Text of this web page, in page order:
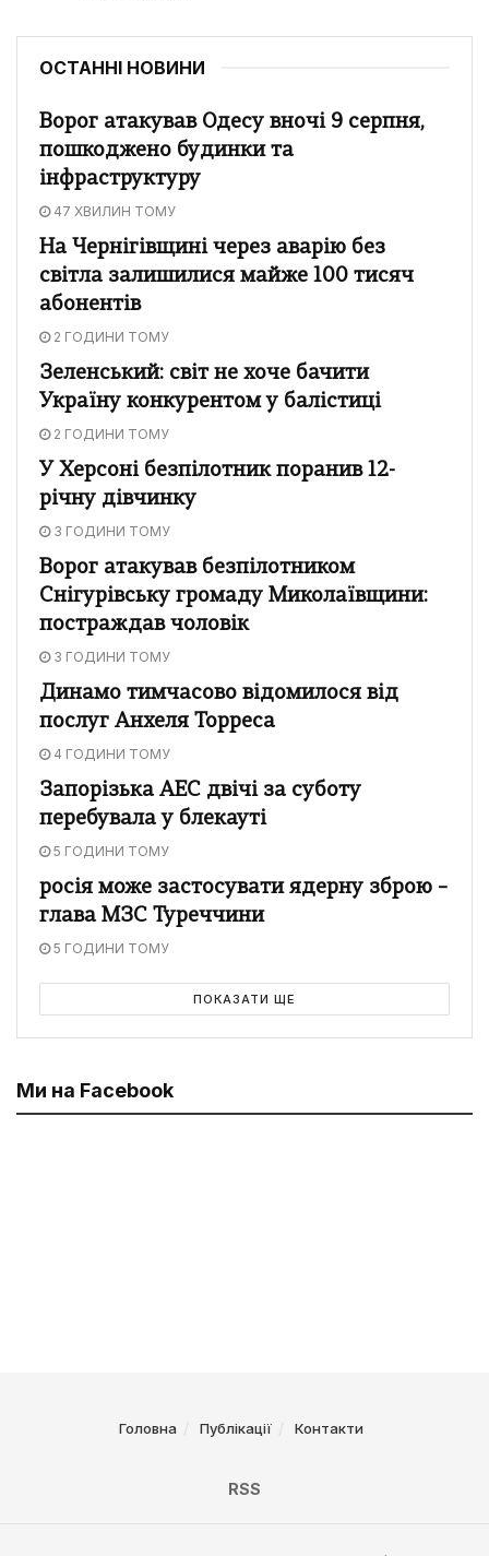
ОСТАННІ НОВИНИ
Ворог атакував Одесу вночі 9 серпня,
пошкоджено будинки та
інфраструктуру
47 ХВИЛИН ТОМУ
На Чернігівщині через аварію без
світла залишилися майже 100 тисяч
абонентів
2 ГОДИНИ ТОМУ
Зеленський: світ не хоче бачити
Україну конкурентом у балістиці
2 ГОДИНИ ТОМУ
У Херсоні безпілотник поранив 12-
річну дівчинку
3 ГОДИНИ ТОМУ
Ворог атакував безпілотником
Снігурівську громаду Миколаївщини:
постраждав чоловік
3 ГОДИНИ ТОМУ
Динамо тимчасово відомилося від
послуг Анхеля Торреса
4 ГОДИНИ ТОМУ
Запорізька АЕС двічі за суботу
перебувала у блекауті
5 ГОДИНИ ТОМУ
росія може застосувати ядерну зброю –
глава МЗС Туреччини
5 ГОДИНИ ТОМУ
ПОКАЗАТИ ЩЕ
Ми на Facebook
Головна Публікації Контакти
RSS